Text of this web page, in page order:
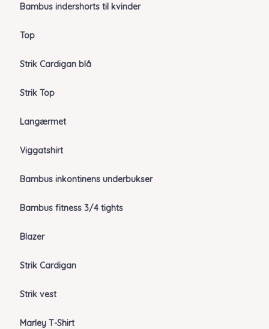
Bambus indershorts til kvinder
Top
Strik Cardigan blå
Strik Top
Langærmet
Viggatshirt
Bambus inkontinens underbukser
Bambus fitness 3/4 tights
Blazer
Strik Cardigan
Strik vest
Marley T-Shirt